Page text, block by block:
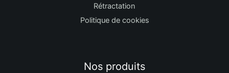
Rétractation
Politique de cookies
Nos produits